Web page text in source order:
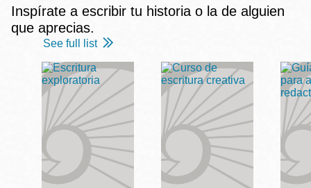
Inspírate a escribir tu historia o la de alguien
que aprecias.
See full list